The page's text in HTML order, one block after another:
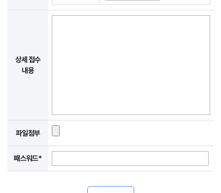
상세 접수
내용
파일첨부
패스워드*